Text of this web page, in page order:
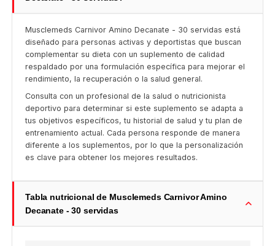
Musclemeds Carnivor Amino Decanate - 30 servidas está
diseñado para personas activas y deportistas que buscan
complementar su dieta con un suplemento de calidad
respaldado por una formulación específica para mejorar el
rendimiento, la recuperación o la salud general.
Consulta con un profesional de la salud o nutricionista
deportivo para determinar si este suplemento se adapta a
tus objetivos específicos, tu historial de salud y tu plan de
entrenamiento actual. Cada persona responde de manera
diferente a los suplementos, por lo que la personalización
es clave para obtener los mejores resultados.
Tabla nutricional de Musclemeds Carnivor Amino
Decanate - 30 servidas